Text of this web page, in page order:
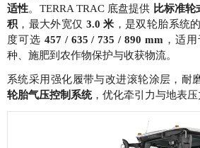
适性。TERRA TRAC 底盘提供 比标准
积 ，最大外宽仅 3.0 米 ，是双轮胎系统
度可选 457 / 635 / 735 / 890 mm ，适
种、施肥到农作物保护与收获物流。
系统采用强化履带与改进滚轮涂层，耐
轮胎气压控制系统，优化牵引力与地表压